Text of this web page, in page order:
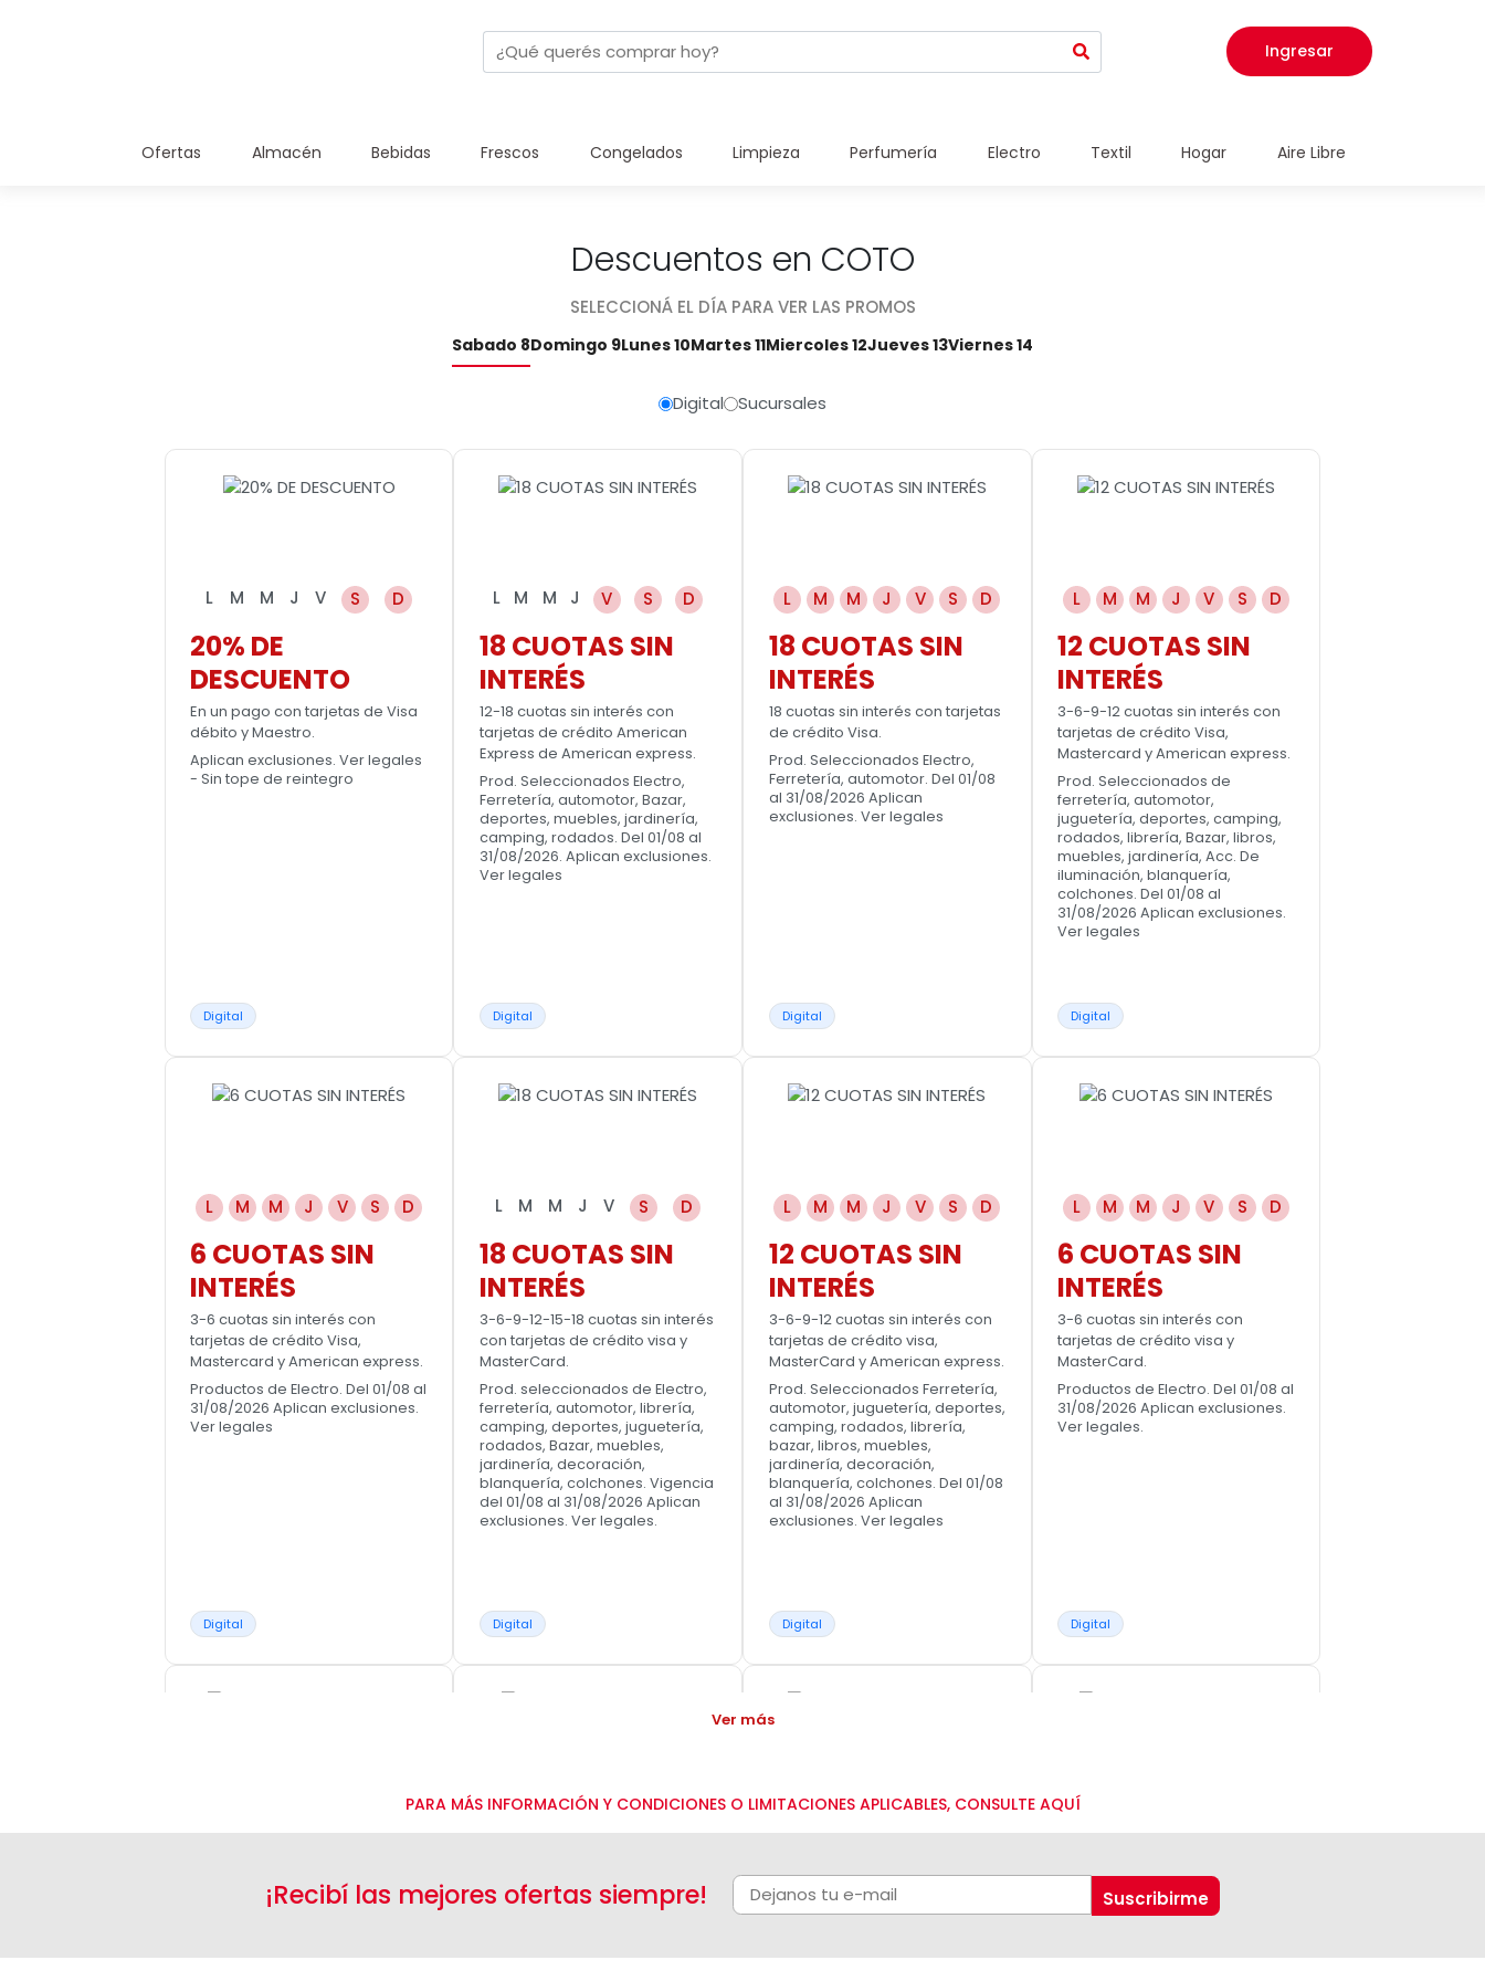
Ingresar
Ofertas Almacén Bebidas Frescos Congelados Limpieza Perfumería Electro Textil Hogar Aire Libre
Descuentos en COTO
SELECCIONÁ EL DÍA PARA VER LAS PROMOS
Sabado 8Domingo 9Lunes 10Martes 11Miercoles 12Jueves 13Viernes 14
Digital Sucursales
L M M J V S D
20% DE
DESCUENTO
En un pago con tarjetas de Visa
débito y Maestro.
Aplican exclusiones. Ver legales
- Sin tope de reintegro
Digital
L M M J V S D
18 CUOTAS SIN
INTERÉS
12-18 cuotas sin interés con
tarjetas de crédito American
Express de American express.
Prod. Seleccionados Electro,
Ferretería, automotor, Bazar,
deportes, muebles, jardinería,
camping, rodados. Del 01/08 al
31/08/2026. Aplican exclusiones.
Ver legales
Digital
L M M J V S D
18 CUOTAS SIN
INTERÉS
18 cuotas sin interés con tarjetas
de crédito Visa.
Prod. Seleccionados Electro,
Ferretería, automotor. Del 01/08
al 31/08/2026 Aplican
exclusiones. Ver legales
Digital
L M M J V S D
12 CUOTAS SIN
INTERÉS
3-6-9-12 cuotas sin interés con
tarjetas de crédito Visa,
Mastercard y American express.
Prod. Seleccionados de
ferretería, automotor,
juguetería, deportes, camping,
rodados, librería, Bazar, libros,
muebles, jardinería, Acc. De
iluminación, blanquería,
colchones. Del 01/08 al
31/08/2026 Aplican exclusiones.
Ver legales
Digital
L M M J V S D
6 CUOTAS SIN
INTERÉS
3-6 cuotas sin interés con
tarjetas de crédito Visa,
Mastercard y American express.
Productos de Electro. Del 01/08 al
31/08/2026 Aplican exclusiones.
Ver legales
Digital
L M M J V S D
18 CUOTAS SIN
INTERÉS
3-6-9-12-15-18 cuotas sin interés
con tarjetas de crédito visa y
MasterCard.
Prod. seleccionados de Electro,
ferretería, automotor, librería,
camping, deportes, juguetería,
rodados, Bazar, muebles,
jardinería, decoración,
blanquería, colchones. Vigencia
del 01/08 al 31/08/2026 Aplican
exclusiones. Ver legales.
Digital
L M M J V S D
12 CUOTAS SIN
INTERÉS
3-6-9-12 cuotas sin interés con
tarjetas de crédito visa,
MasterCard y American express.
Prod. Seleccionados Ferretería,
automotor, juguetería, deportes,
camping, rodados, librería,
bazar, libros, muebles,
jardinería, decoración,
blanquería, colchones. Del 01/08
al 31/08/2026 Aplican
exclusiones. Ver legales
Digital
L M M J V S D
6 CUOTAS SIN
INTERÉS
3-6 cuotas sin interés con
tarjetas de crédito visa y
MasterCard.
Productos de Electro. Del 01/08 al
31/08/2026 Aplican exclusiones.
Ver legales.
Digital
D
INTERÉS
L M M J V S D
INTERÉS
L M M J V S D
INTERÉS
L
INTERÉS
Ver más
PARA MÁS INFORMACIÓN Y CONDICIONES O LIMITACIONES APLICABLES, CONSULTE AQUÍ
¡Recibí las mejores ofertas siempre!